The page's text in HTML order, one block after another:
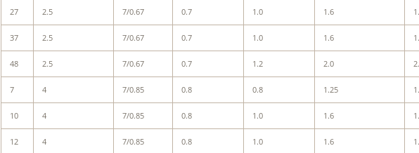
27 2.5 7/0.67 0.7 1.0 1.6
37 2.5 7/0.67 0.7 1.0 1.6
48 2.5 7/0.67 0.7 1.2 2.0
7 4 7/0.85 0.8 0.8 1.25
10 4 7/0.85 0.8 1.0 1.6
12 4 7/0.85 0.8 1.0 1.6